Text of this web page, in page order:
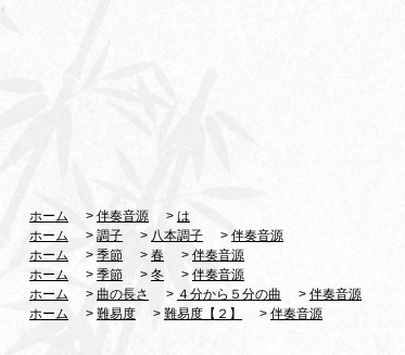
ホーム > 伴奏音源 > は
ホーム
> 調子 > 八本調子 > 伴奏音源
ホーム
> 季節 > 春 > 伴奏音源
ホーム
> 季節 > 冬 > 伴奏音源
ホーム
> 曲の長さ > ４分から５分の曲 > 伴奏音源
ホーム
> 難易度 > 難易度【２】 > 伴奏音源